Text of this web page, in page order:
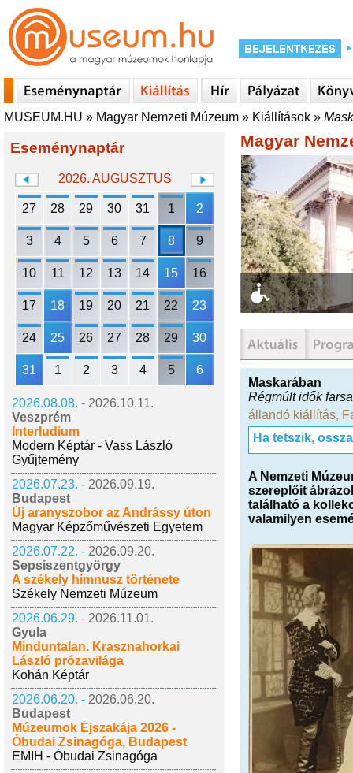
MUSEUM.HU » Magyar Nemzeti Múzeum » Kiállítások »
Eseménynaptár
2026. AUGUSZTUS
27 28 29 30 31 1 2
3 4 5 6 7 8 9
10 11 12 13 14 15 16
17 18 19 20 21 22 23
24 25 26 27 28 29 30
31 1 2 3 4 5 6
2026.08.08. - 2026.10.11.
Veszprém
Interludium
Modern Képtár - Vass László
Gyűjtemény
2026.07.23. - 2026.09.19.
Budapest
Új aranyszobor az Andrássy úton
Magyar Képzőművészeti Egyetem
2026.07.22. - 2026.09.20.
Sepsiszentgyörgy
A székely himnusz története
Székely Nemzeti Múzeum
2026.06.29. - 2026.11.01.
Gyula
Minduntalan. Krasznahorkai
László prózavilága
Kohán Képtár
2026.06.20. - 2026.06.20.
Budapest
Múzeumok Éjszakája 2026 -
Óbudai Zsinagóga, Budapest
EMIH - Óbudai Zsinagóga
Magyar
Maskarában
Régmúlt idők
állandó kiállítás,
Ha tetszik,
A Nemzeti
szereplőit
található a
valamilyen